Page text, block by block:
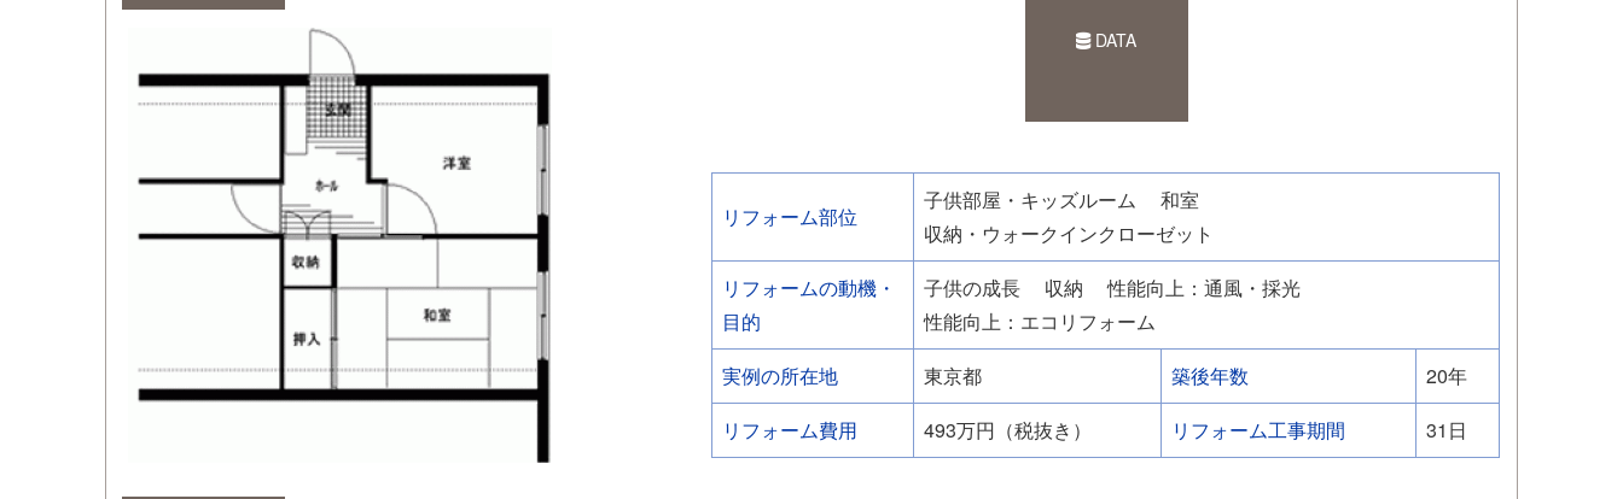
DATA
リフォーム部位
子供部屋・キッズルーム
和室
収納・ウォークインクローゼット
リフォームの動機・
目的
子供の成長 収納
性能向上：通風・採光
性能向上：エコリフォーム
実例の所在地
東京都 築後年数
20年
リフォーム費用
493万円（税抜き） リフォーム工事期間 31日